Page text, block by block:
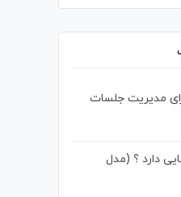
مدیریت جلسات
دارد ؟ (مدل